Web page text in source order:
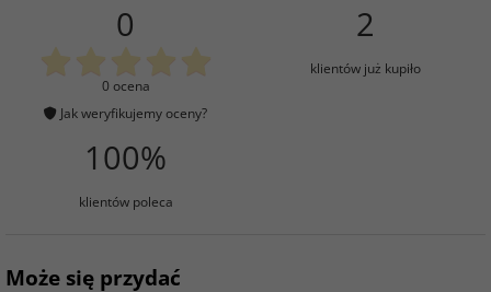
0
0 ocena
Jak weryfikujemy oceny?
2
klientów już kupiło
100%
klientów poleca
Może się przydać